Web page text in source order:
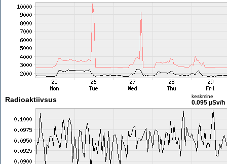
Radioaktiivsus keskmine
0.095 µSv/h